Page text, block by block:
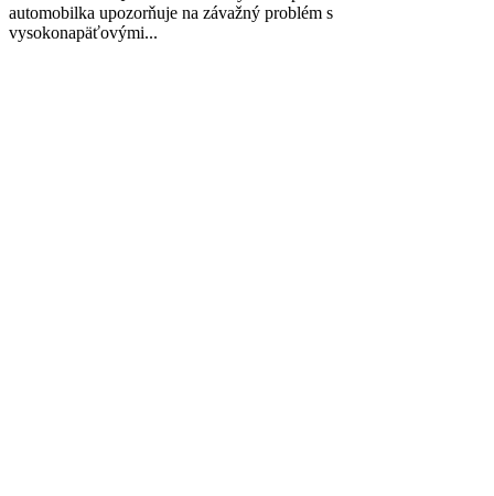
automobilka upozorňuje na závažný problém s
vysokonapäťovými...